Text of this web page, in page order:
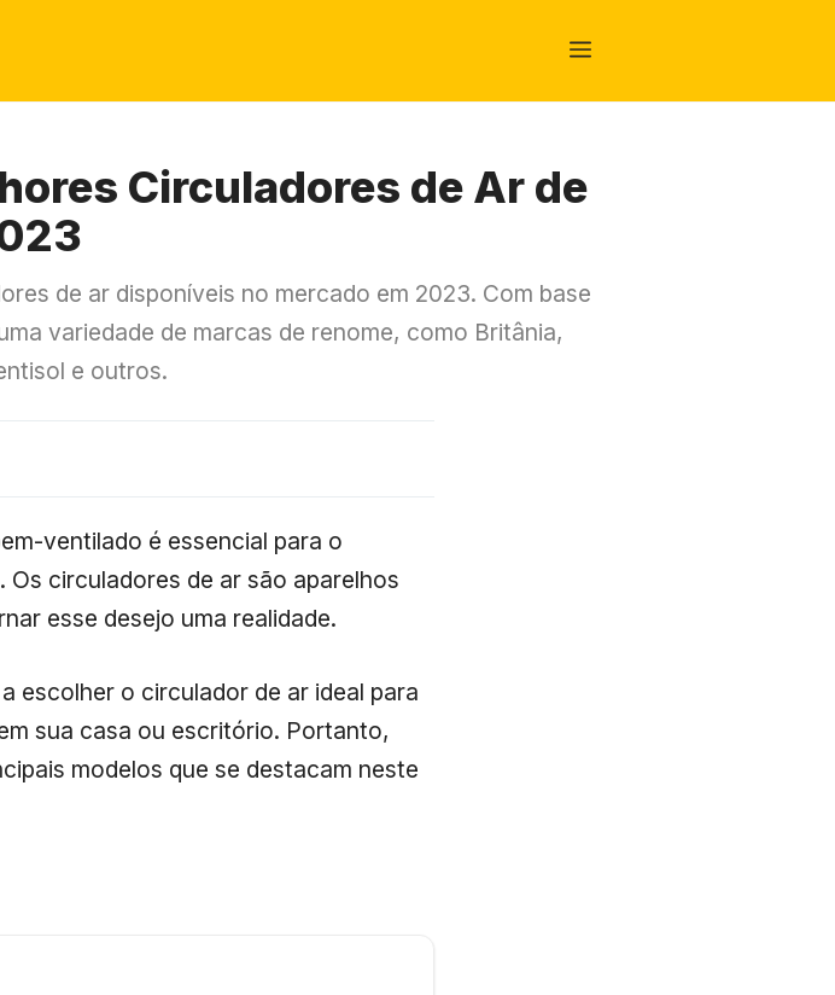
Menu
Circuladores de Ar de
de ar disponíveis no mercado em 2023. Com base
variedade de marcas de renome, como Britânia,
e outros.
ventilado é essencial para o
circuladores de ar são aparelhos
esse desejo uma realidade.
escolher o circulador de ar ideal para
sua casa ou escritório. Portanto,
modelos que se destacam neste